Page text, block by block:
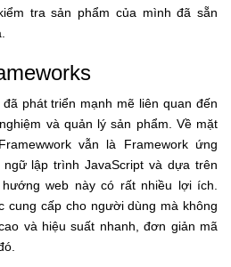
tra sản phẩm của mình đã sẵn
phát triển mạnh mẽ liên quan đến
và quản lý sản phẩm. Về mặt
vẫn là Framework ứng
lập trình JavaScript và dựa trên
web này có rất nhiều lợi ích.
cung cấp cho người dùng mà không
và hiệu suất nhanh, đơn giản mã